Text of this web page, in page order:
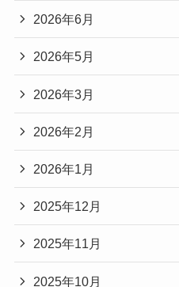
2026年6月
2026年5月
2026年3月
2026年2月
2026年1月
2025年12月
2025年11月
2025年10月